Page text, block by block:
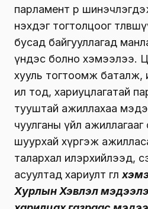
парламент өөрөө шинэчлэгдэж,
нэхдэг тогтолцоог
бусад байгууллагад
үндэс болно хэмээлээ.
хууль тогтоомж баталж,
ил тод, хариуцлагатай
тууштай ажиллахаа
чуулганы үйл
шуурхай хүргэж
талархал илэрхийлээд,
асуултад хариулт өглөө
Хурлын Хэвлэл